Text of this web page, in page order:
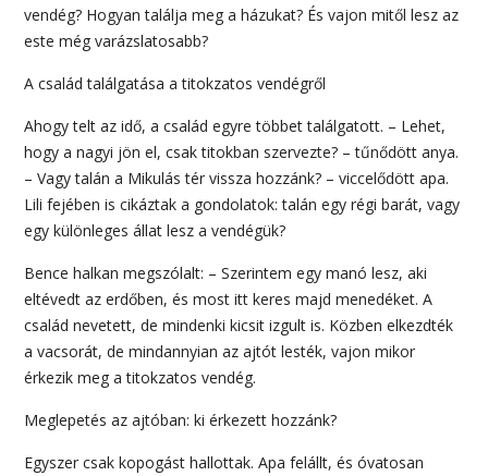
vendég? Hogyan találja meg a házukat? És vajon mitől lesz az
este még varázslatosabb?
A család találgatása a titokzatos vendégről
Ahogy telt az idő, a család egyre többet találgatott. – Lehet,
hogy a nagyi jön el, csak titokban szervezte? – tűnődött anya.
– Vagy talán a Mikulás tér vissza hozzánk? – viccelődött apa.
Lili fejében is cikáztak a gondolatok: talán egy régi barát, vagy
egy különleges állat lesz a vendégük?
Bence halkan megszólalt: – Szerintem egy manó lesz, aki
eltévedt az erdőben, és most itt keres majd menedéket. A
család nevetett, de mindenki kicsit izgult is. Közben elkezdték
a vacsorát, de mindannyian az ajtót lesték, vajon mikor
érkezik meg a titokzatos vendég.
Meglepetés az ajtóban: ki érkezett hozzánk?
Egyszer csak kopogást hallottak. Apa felállt, és óvatosan